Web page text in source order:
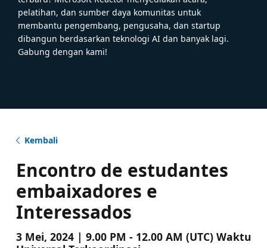
pelatihan, dan sumber daya komunitas untuk
membantu pengembang, pengusaha, dan startup
dibangun berdasarkan teknologi AI dan banyak lagi.
Gabung dengan kami!
Kembali
Encontro de estudantes
embaixadores e
Interessados
3 Mei, 2024 | 9.00 PM - 12.00 AM (UTC) Waktu